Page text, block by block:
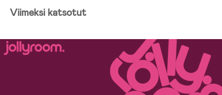
Viimeksi katsotut